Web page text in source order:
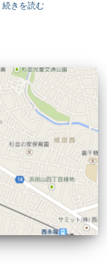
続きを読む